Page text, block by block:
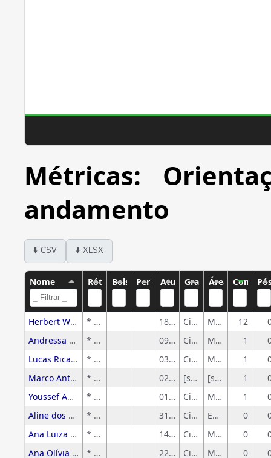
Métricas:
andamento
⬇️ CSV ⬇️ XLSX
Nome RótuloBolsa CNPqPeríodoAtualização CV
Grande área
Área
Herbert Wesley Azevedo * Sem rótulo 18/09/2023 Ciências Exatas e da Terra Matemática 12
Andressa Rubim
* Sem rótulo 09/07/2024 Ciências Exatas e da Terra Matemática 1
Lucas Ricardo de Souza
* Sem rótulo 03/12/2025 Ciências Exatas e da Terra Matemática 1
Marco Antonio da Silva Ribeiro
* Sem rótulo 02/06/2021 [sem-grandeArea] [sem-area] 1
Youssef Ahmed Abbas
* Sem rótulo 01/04/2024 Ciências Exatas e da Terra Matemática 1
Aline dos Reis Matheus
* Sem rótulo 31/03/2024 Ciências Humanas Educação 0
Ana Luiza Festa Ozores
* Sem rótulo 14/09/2014 Ciências Exatas e da Terra Matemática 0
Ana Olívia Ramos Pires Justo
* Sem rótulo 22/02/2025 Ciências Exatas e da Terra Matemática 0